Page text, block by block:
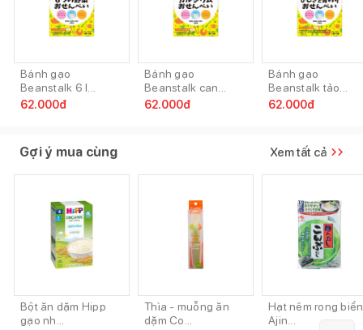
Bánh gạo
Beanstalk 6 l...
62.000đ
Bánh gạo
Beanstalk can...
62.000đ
Bánh gạo
Beanstalk tảo...
62.000đ
Gợi ý mua cùng Xem tất cả
Bột ăn dặm Hipp
gạo nh...
Thìa - muỗng ăn
dặm Co...
Hạt nêm rong biển
Ajin...